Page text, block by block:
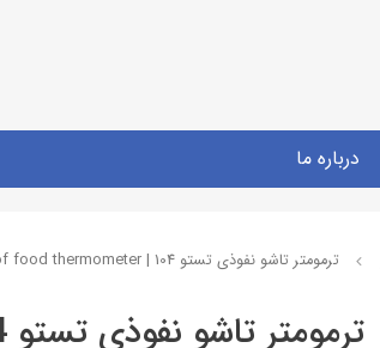
درباره ما
ترمومتر تاشو نفوذی تستو 104 | testo Waterproof food thermometer